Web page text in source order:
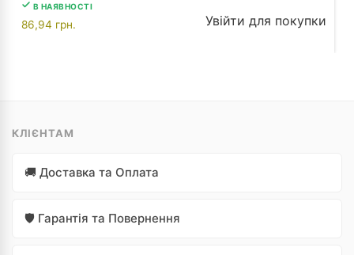
В НАЯВНОСТІ
86,94 грн. Увійти для покупки
КЛІЄНТАМ
🚚 Доставка та Оплата
🛡️ Гарантія та Повернення